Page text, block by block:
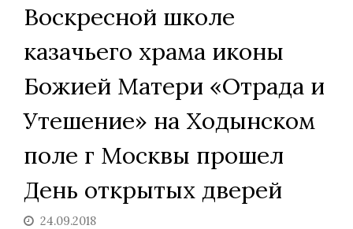
Воскресной школе
казачьего храма иконы
Божией Матери «Отрада и
Утешение» на Ходынском
поле г Москвы прошел
День открытых дверей
24.09.2018